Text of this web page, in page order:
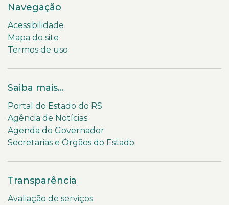
Navegação
Acessibilidade
Mapa do site
Termos de uso
Saiba mais...
Portal do Estado do RS
Agência de Notícias
Agenda do Governador
Secretarias e Órgãos do Estado
Transparência
Avaliação de serviços